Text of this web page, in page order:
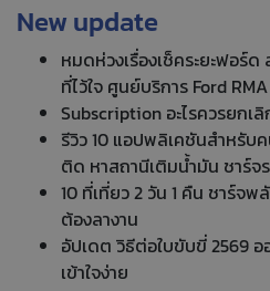
New update
หมดห่วงเรื่องเช็คระยะฟอร์
ที่ไว้ใจ ศูนย์บริการ Ford RMA
Subscription อะไรควรยกเ
รีวิว 10 แอปพลิเคชันสำหรับ
ติด หาสถานีเติมน้ำมัน ชาร์จ
10 ที่เที่ยว 2 วัน 1 คืน ชาร์จพ
ต้องลางาน
อัปเดต วิธีต่อใบขับขี่ 2569
เข้าใจง่าย